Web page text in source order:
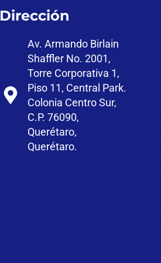
Dirección
Av. Armando Birlain
Shaffler No. 2001,
Torre Corporativa 1,
Piso 11, Central Park.
Colonia Centro Sur,
C.P. 76090,
Querétaro,
Querétaro.